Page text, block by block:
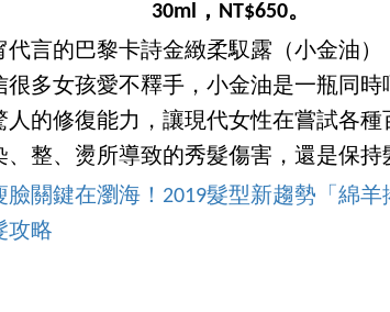
30ml，NT$650。
代言的巴黎卡詩金緻柔馭露（小金油）
很多女孩愛不釋手，小金油是一瓶同時
人的修復能力，讓現代女性在嘗試各種
整、燙所導致的秀髮傷害，還是保持
臉關鍵在瀏海！2019髮型新趨勢「綿羊
攻略